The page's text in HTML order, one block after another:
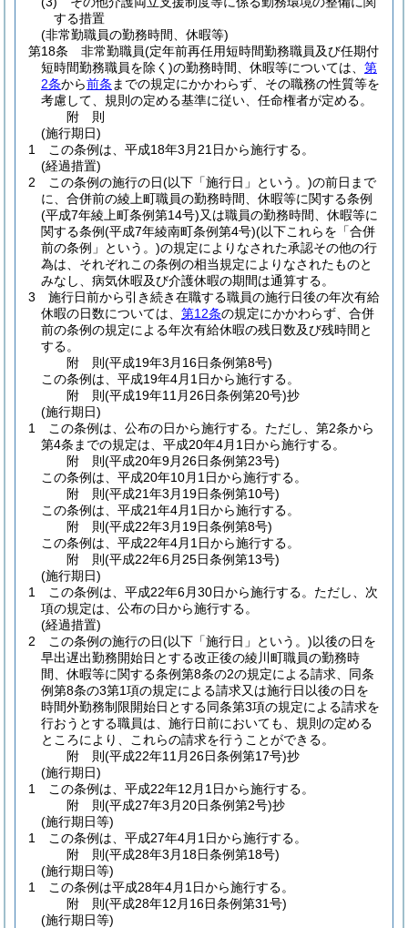
する措置
(非常勤職員の勤務時間、休暇等)
第18条
非常勤職員(定年前再任用短時間勤務職員及び任期付
短時間勤務職員を除く)の勤務時間、休暇等については、 第
2条から前条 までの規定にかかわらず、その職務の性質等を
考慮して、規則の定める基準に従い、任命権者が定める。
附 則
(施行期日)
1
この条例は、平成18年3月21日から施行する。
(経過措置)
2
この条例の施行の日(以下「施行日」という。)の前日まで
に、合併前の綾上町職員の勤務時間、休暇等に関する条例
(平成7年綾上町条例第14号)又は職員の勤務時間、休暇等に
関する条例(平成7年綾南町条例第4号)(以下これらを「合併
前の条例」という。)の規定によりなされた承認その他の行
為は、それぞれこの条例の相当規定によりなされたものと
みなし、病気休暇及び介護休暇の期間は通算する。
3
施行日前から引き続き在職する職員の施行日後の年次有給
休暇の日数については、 第12条の規定にかかわらず、合併
前の条例の規定による年次有給休暇の残日数及び残時間と
する。
附 則(平成19年3月16日条例第8号)
この条例は、平成19年4月1日から施行する。
附 則(平成19年11月26日条例第20号)抄
(施行期日)
1
この条例は、公布の日から施行する。 ただし、第2条から
第4条までの規定は、平成20年4月1日から施行する。
附 則(平成20年9月26日条例第23号)
この条例は、平成20年10月1日から施行する。
附 則(平成21年3月19日条例第10号)
この条例は、平成21年4月1日から施行する。
附 則(平成22年3月19日条例第8号)
この条例は、平成22年4月1日から施行する。
附 則(平成22年6月25日条例第13号)
(施行期日)
1
この条例は、平成22年6月30日から施行する。 ただし、次
項の規定は、公布の日から施行する。
(経過措置)
2
この条例の施行の日(以下「施行日」という。)以後の日を
早出遅出勤務開始日とする改正後の綾川町職員の勤務時
間、休暇等に関する条例第8条の2の規定による請求、同条
例第8条の3第1項の規定による請求又は施行日以後の日を
時間外勤務制限開始日とする同条第3項の規定による請求を
行おうとする職員は、施行日前においても、規則の定める
ところにより、これらの請求を行うことができる。
附 則(平成22年11月26日条例第17号)抄
(施行期日)
1
この条例は、平成22年12月1日から施行する。
附 則(平成27年3月20日条例第2号)抄
(施行期日等)
1
この条例は、平成27年4月1日から施行する。
附 則(平成28年3月18日条例第18号)
(施行期日等)
1
この条例は平成28年4月1日から施行する。
附 則(平成28年12月16日条例第31号)
(施行期日等)